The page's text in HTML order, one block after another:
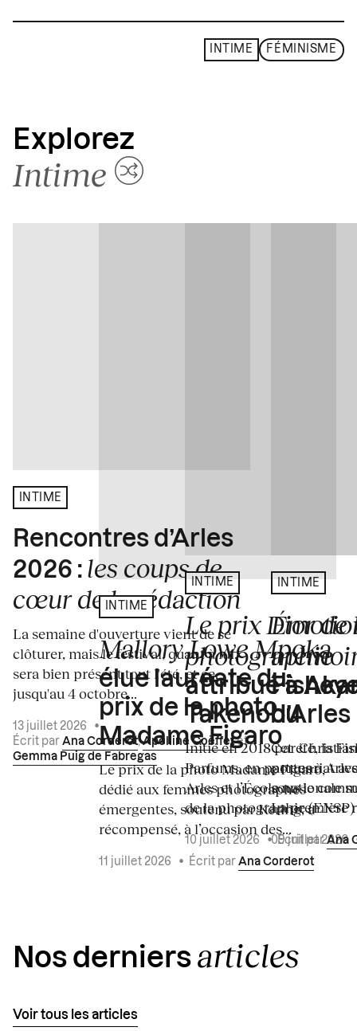
INTIME FÉMINISME
Explorez
Intime
INTIME
Rencontres d’Arles
2026 : les coups de
cœur de la rédaction
La semaine d'ouverture vient de se
clôturer, mais le festival, quant à lui,
sera bien présent tout l'été, et ce,
jusqu'au 4 octobre...
13 juillet 2026
•
Écrit par Ana Corderot,Apolline Coëffetet
Gemma Puig de Fabregas
INTIME
Mallory Lowe Mpoka
élue lauréate du
prix de la photo
Madame Figaro
Le prix de la photo Madame Figaro,
dédié aux femmes photographes
émergentes, soutenu par Kering, a
récompensé, à l’occasion des...
11 juillet 2026 • Écrit par Ana Corderot
INTIME
Le prix Dior de
photographie
attribué à
Takenobu
Initié en 2018 par
Parfums, en partenariat
Arles et l’École nationale
de la photographie (ENSP)
10 juillet 2026 •Écrit parAna
INTIME
d’Arles
Cet été, la
portes à
sous le
La première
09 juillet 2026
Nos derniers articles
Voir tous les articles